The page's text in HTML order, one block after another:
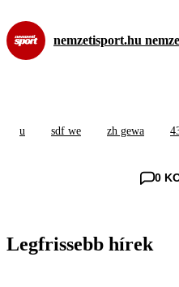
nemzetisport.hu
u sdf we zh gewa
0
Legfrissebb hírek